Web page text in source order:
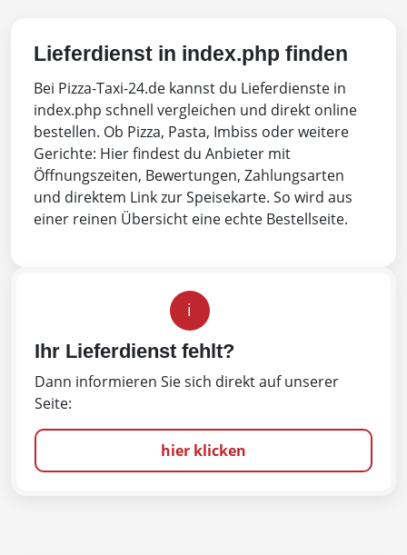
Lieferdienst in index.php finden
Bei Pizza-Taxi-24.de kannst du Lieferdienste in
index.php schnell vergleichen und direkt online
bestellen. Ob Pizza, Pasta, Imbiss oder weitere
Gerichte: Hier findest du Anbieter mit
Öffnungszeiten, Bewertungen, Zahlungsarten
und direktem Link zur Speisekarte. So wird aus
einer reinen Übersicht eine echte Bestellseite.
i
Ihr Lieferdienst fehlt?
Dann informieren Sie sich direkt auf unserer
Seite:
hier klicken